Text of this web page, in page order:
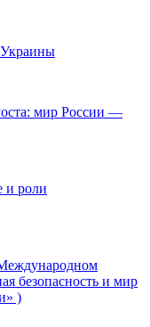
мир России —
и роли
безопасность и мир
)